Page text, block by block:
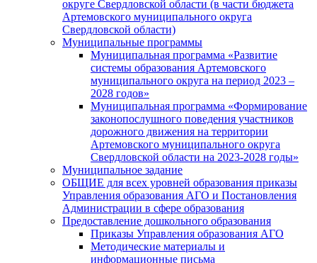
округе Свердловской области (в части бюджета
Артемовского муниципального округа
Свердловской области)
Муниципальные программы
Муниципальная программа «Развитие
системы образования Артемовского
муниципального округа на период 2023 –
2028 годов»
Муниципальная программа «Формирование
законопослушного поведения участников
дорожного движения на территории
Артемовского муниципального округа
Свердловской области на 2023-2028 годы»
Муниципальное задание
ОБЩИЕ для всех уровней образования приказы
Управления образования АГО и Постановления
Администрации в сфере образования
Предоставление дошкольного образования
Приказы Управления образования АГО
Методические материалы и
информационные письма